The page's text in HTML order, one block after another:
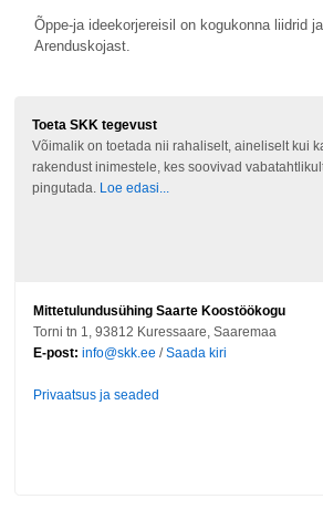
Õppe-ja ideekorjereisil on kogukonna liidrid
Arenduskojast.
Toeta SKK tegevust
Võimalik on toetada nii rahaliselt, aineliselt kui
rakendust inimestele, kes soovivad
pingutada.
Loe edasi...
Mittetulundusühing Saarte Koostöökogu
Torni tn 1, 93812 Kuressaare, Saaremaa
E-post: info@skk.ee /Saada kiri
Privaatsus ja seaded